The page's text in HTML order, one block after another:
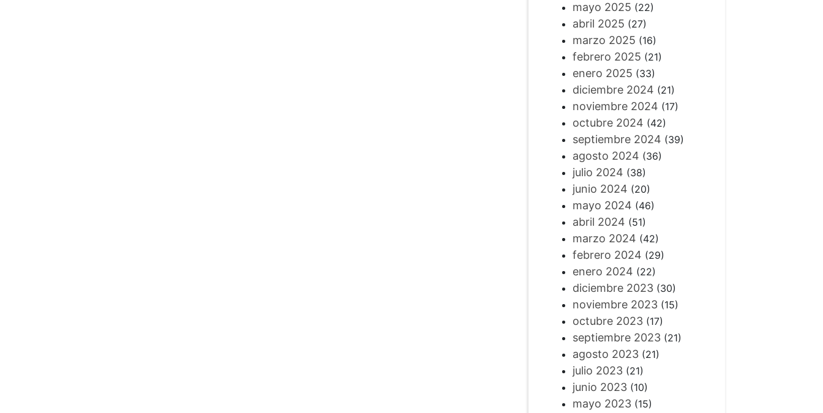
mayo 2025 (22)
abril 2025 (27)
marzo 2025 (16)
febrero 2025 (21)
enero 2025 (33)
diciembre 2024 (21)
noviembre 2024 (17)
octubre 2024 (42)
septiembre 2024 (39)
agosto 2024 (36)
julio 2024 (38)
junio 2024 (20)
mayo 2024 (46)
abril 2024 (51)
marzo 2024 (42)
febrero 2024 (29)
enero 2024 (22)
diciembre 2023(30)
noviembre 2023(15)
octubre 2023(17)
septiembre 2023(21)
agosto 2023(21)
julio 2023(21)
junio 2023(10)
mayo 2023(15)